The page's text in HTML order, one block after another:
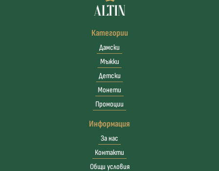
Категории
Дамски
Мъжки
Детски
Монети
Промоции
Информация
За нас
Контакти
Общи условия